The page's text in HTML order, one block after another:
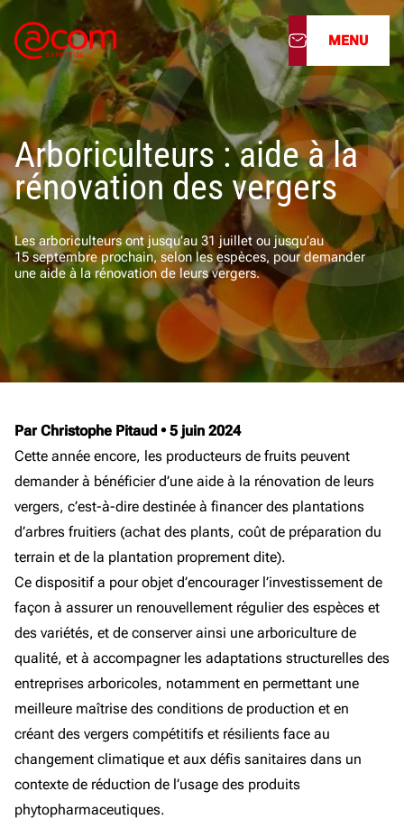
À propos
Nos services
Nos cabinets
Nos filiales
Actualités
Nous rejoindre
MENU
Arboriculteurs : aide à la
rénovation des vergers
Les arboriculteurs ont jusqu’au 31 juillet ou jusqu’au
15 septembre prochain, selon les espèces, pour demander
une aide à la rénovation de leurs vergers.
Par Christophe Pitaud • 5 juin 2024
Cette année encore, les producteurs de fruits peuvent
demander à bénéficier d’une aide à la rénovation de leurs
vergers, c’est-à-dire destinée à financer des plantations
d’arbres fruitiers (achat des plants, coût de préparation du
terrain et de la plantation proprement dite).
Ce dispositif a pour objet d’encourager l’investissement de
façon à assurer un renouvellement régulier des espèces et
des variétés, et de conserver ainsi une arboriculture de
qualité, et à accompagner les adaptations structurelles des
entreprises arboricoles, notamment en permettant une
meilleure maîtrise des conditions de production et en
créant des vergers compétitifs et résilients face au
changement climatique et aux défis sanitaires dans un
contexte de réduction de l’usage des produits
phytopharmaceutiques.